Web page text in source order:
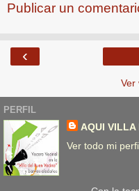
Publicar un
‹
Ver
PERFIL
AQUI VILLA
Ver todo mi